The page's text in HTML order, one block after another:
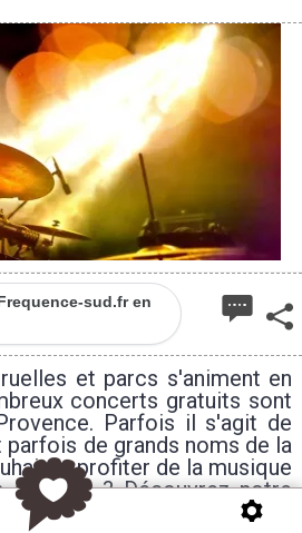
sud.fr en
et parcs s'animent en
concerts gratuits sont
Parfois il s'agit de
de grands noms de la
profiter de la musique
centime ? Découvrez notre
gratuits à vivre en